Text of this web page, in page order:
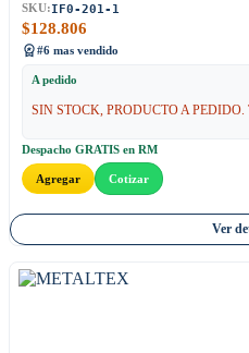
SKU:IF0-201-1
$128.806
#6 mas vendido
A pedido
SIN STOCK, PRODUCTO A PEDIDO.
Despacho GRATIS en RM
Agregar Cotizar
Ver